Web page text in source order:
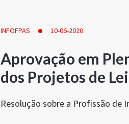
INFOFPAS 10-06-2020
Aprovação em
dos Projetos de Lei
Resolução sobre a Profissão de